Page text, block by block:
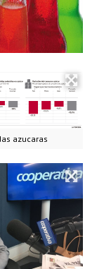
azucaras